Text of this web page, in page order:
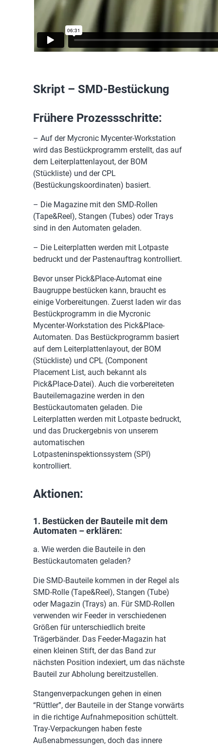
Skript – SMD-Bestückung
Frühere Prozessschritte:
– Auf der Mycronic Mycenter-Workstation
wird das Bestückprogramm erstellt, das auf
dem Leiterplattenlayout, der BOM
(Stückliste) und der CPL
(Bestückungskoordinaten) basiert.
– Die Magazine mit den SMD-Rollen
(Tape&Reel), Stangen (Tubes) oder Trays
sind in den Automaten geladen.
– Die Leiterplatten werden mit Lotpaste
bedruckt und der Pastenauftrag kontrolliert.
Bevor unser Pick&Place-Automat eine
Baugruppe bestücken kann, braucht es
einige Vorbereitungen. Zuerst laden wir das
Bestückprogramm in die Mycronic
Mycenter-Workstation des Pick&Place-
Automaten. Das Bestückprogramm basiert
auf dem Leiterplattenlayout, der BOM
(Stückliste) und CPL (Component
Placement List, auch bekannt als
Pick&Place-Datei). Auch die vorbereiteten
Bauteilemagazine werden in den
Bestückautomaten geladen. Die
Leiterplatten werden mit Lotpaste bedruckt,
und das Druckergebnis von unserem
automatischen
Lotpasteninspektionssystem (SPI)
kontrolliert.
Aktionen:
1. Bestücken der Bauteile mit dem
Automaten – erklären:
a. Wie werden die Bauteile in den
Bestückautomaten geladen?
Die SMD-Bauteile kommen in der Regel als
SMD-Rolle (Tape&Reel), Stangen (Tube)
oder Magazin (Trays) an. Für SMD-Rollen
verwenden wir Feeder in verschiedenen
Größen für unterschiedlich breite
Trägerbänder. Das Feeder-Magazin hat
einen kleinen Stift, der das Band zur
nächsten Position indexiert, um das nächste
Bauteil zur Abholung bereitzustellen.
Stangenverpackungen gehen in einen
“Rüttler”, der Bauteile in der Stange vorwärts
in die richtige Aufnahmeposition schüttelt.
Tray-Verpackungen haben feste
Außenabmessungen, doch das innere